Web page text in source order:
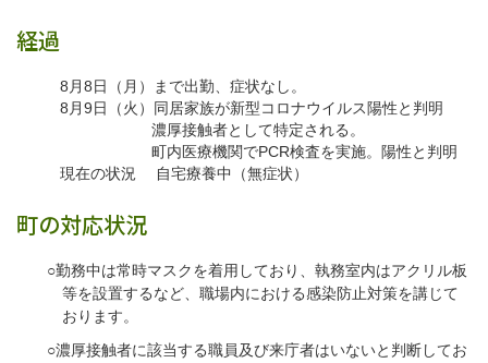
経過
8月8日（月）まで出勤、症状なし。
8月9日（火）同居家族が新型コロナウイルス陽性と判明
濃厚接触者として特定される。
町内医療機関でPCR検査を実施。陽性と判明
現在の状況 自宅療養中（無症状）
町の対応状況
○勤務中は常時マスクを着用しており、執務室内はアクリル板
等を設置するなど、職場内における感染防止対策を講じて
おります。
○濃厚接触者に該当する職員及び来庁者はいないと判断してお